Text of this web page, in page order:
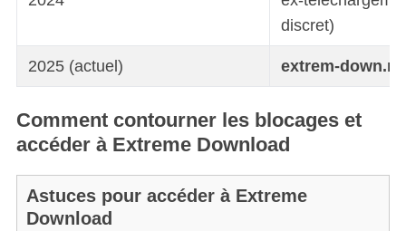
discret)
2025 (actuel) extrem-
Comment contourner les blocages et
accéder à Extreme Download
Astuces pour accéder à Extreme
Download